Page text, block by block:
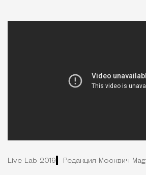
Live Lab 2019 Редакция Москвич Mag